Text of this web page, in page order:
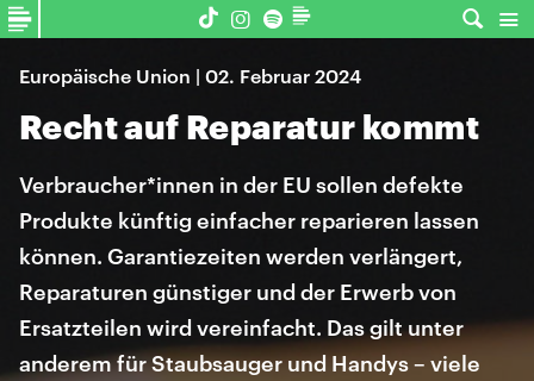
Europäische Union | 02. Februar 2024
Recht auf Reparatur kommt
Verbraucher*innen in der EU sollen defekte
Produkte künftig einfacher reparieren lassen
können. Garantiezeiten werden verlängert,
Reparaturen günstiger und der Erwerb von
Ersatzteilen wird vereinfacht. Das gilt unter
anderem für Staubsauger und Handys – viele